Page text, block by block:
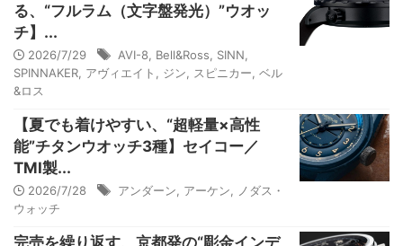
る、“フルラム（文字盤発光）”ウオッ
チ】...
2026/7/29 AVI-8 Bell&Ross SINN
SPINNAKER アヴィエイト ジン スピニカー ベル
&ロス
【夏でも着けやすい、“超軽量×高性
能”チタンウオッチ3種】セイコー／
TMI製...
2026/7/28 アンダーン アーケン
ノダス・
ウォッチ